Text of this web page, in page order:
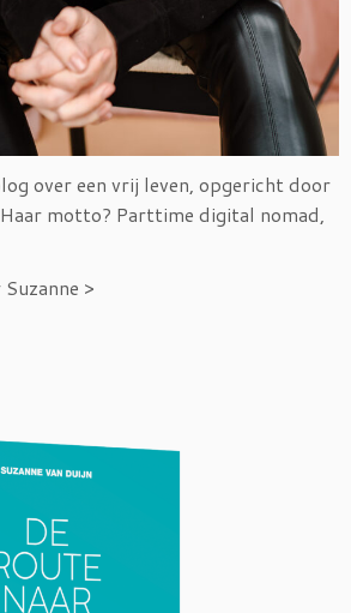
over een vrij leven, opgericht door
Haar motto? Parttime digital nomad,
>